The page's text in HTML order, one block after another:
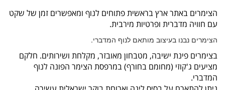
הצימרים באתר ארץ בראשית פתוחים לנוף ומאפשרים זמן של שקט
עם חוויה מדברית ופרטיות מירבית.
הצימרים נבנו בעיצוב מותאם לנוף המדברי.
בצימרים פינת ישיבה, מטבחון מאובזר, מקלחת ושירותים. חלקם
מציעים ג'קוזי (מחומם בחורף) במרפסת הצימר הפונה לנוף
המדברי.